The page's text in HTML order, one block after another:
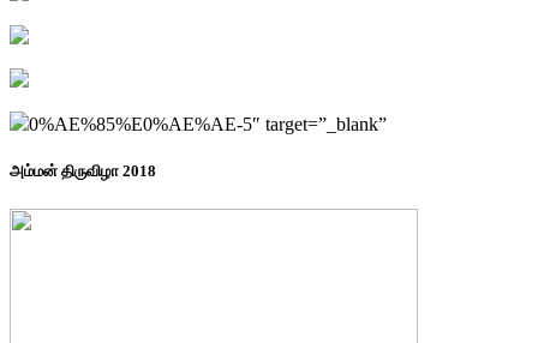
0%AE%85%E0%AE%AE-5″ target=”_blank”
அம்மன் திருவிழா 2018